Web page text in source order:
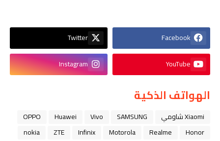
Facebook
Twitter
YouTube
Instagram
الهواتف الذكية
Xiaomi شاومي SAMSUNG
Vivo
Huawei
OPPO
Honor
Realme
Motorola
Infinix
ZTE
nokia